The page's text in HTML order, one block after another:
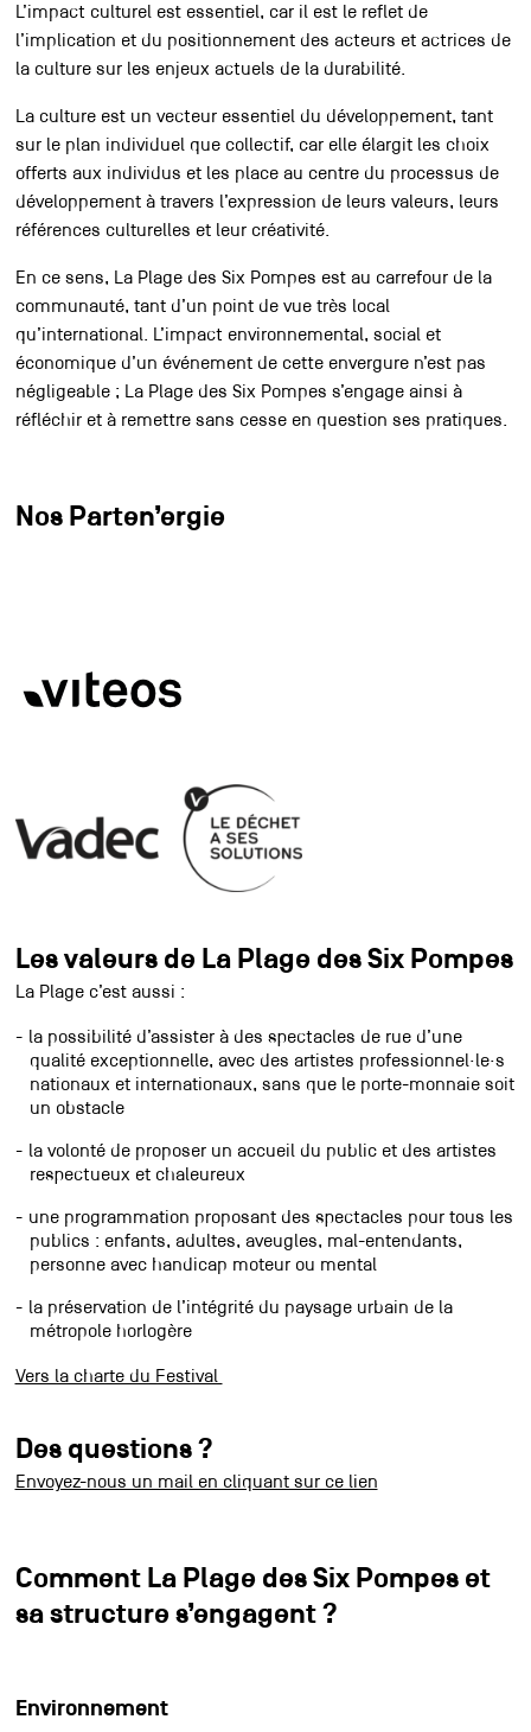
Inscription à la newsletter
L’impact culturel est essentiel, car il est le reflet de
l’implication et du positionnement des acteurs et actrices de
la culture sur les enjeux actuels de la durabilité.
La culture est un vecteur essentiel du développement, tant
sur le plan individuel que collectif, car elle élargit les choix
offerts aux individus et les place au centre du processus de
développement à travers l’expression de leurs valeurs, leurs
références culturelles et leur créativité.
En ce sens, La Plage des Six Pompes est au carrefour de la
communauté, tant d’un point de vue très local
qu’international. L’impact environnemental, social et
économique d’un événement de cette envergure n’est pas
négligeable ; La Plage des Six Pompes s’engage ainsi à
réfléchir et à remettre sans cesse en question ses pratiques.
Nos Parten’ergie
Les valeurs de La Plage des Six Pompes
La Plage c’est aussi :
la possibilité d’assister à des spectacles de rue d’une
qualité exceptionnelle, avec des artistes professionnel·le·s
nationaux et internationaux, sans que le porte-monnaie soit
un obstacle
la volonté de proposer un accueil du public et des artistes
respectueux et chaleureux
une programmation proposant des spectacles pour tous les
publics : enfants, adultes, aveugles, mal-entendants,
personne avec handicap moteur ou mental
la préservation de l’intégrité du paysage urbain de la
métropole horlogère
Vers la charte du Festival
Des questions ?
Envoyez-nous un mail en cliquant sur ce lien
Comment La Plage des Six Pompes et
sa structure s’engagent ?
Environnement